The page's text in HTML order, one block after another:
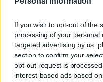
If you wish to opt-out of the
processing of your personal
targeted advertising by us,
section to confirm your
opt-out request is
interest-based ads based